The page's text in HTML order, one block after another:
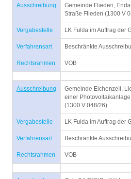
Ausschreibung
Gemeinde Flieden,
Straße Flieden (1300 V
Vergabestelle LK Fulda im Auftrag der
Verfahrensart Beschränkte
Rechtsrahmen VOB
Ausschreibung
Gemeinde Eichenzell,
einer
(1300 V 048/26)
Vergabestelle LK Fulda im Auftrag der
Verfahrensart Beschränkte
Rechtsrahmen VOB